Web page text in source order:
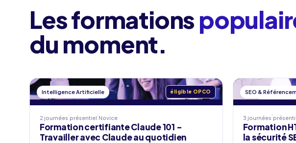
Les formations
du moment.
Intelligence Artificielle éligible OPCO
2 journées présentiel Novice
Formation certifiante Claude 101 -
Travailler avec Claude au quotidien
SEO &
3 journées
Formation
la sécurité